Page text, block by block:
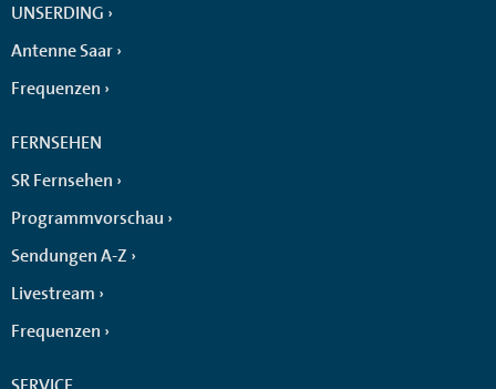
UNSERDING
Antenne Saar
Frequenzen
FERNSEHEN
SR Fernsehen
Programmvorschau
Sendungen A-Z
Livestream
Frequenzen